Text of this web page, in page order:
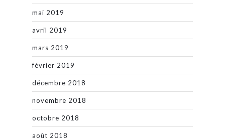
mai 2019
avril 2019
mars 2019
février 2019
décembre 2018
novembre 2018
octobre 2018
août 2018